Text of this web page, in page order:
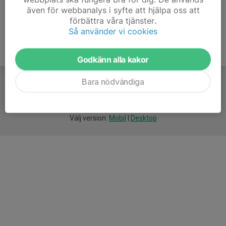
Välj version: Mobil Desktop
även för webbanalys i syfte att hjälpa oss att
förbättra våra tjänster.
Så använder vi cookies
Godkänn alla kakor
Bara nödvändiga